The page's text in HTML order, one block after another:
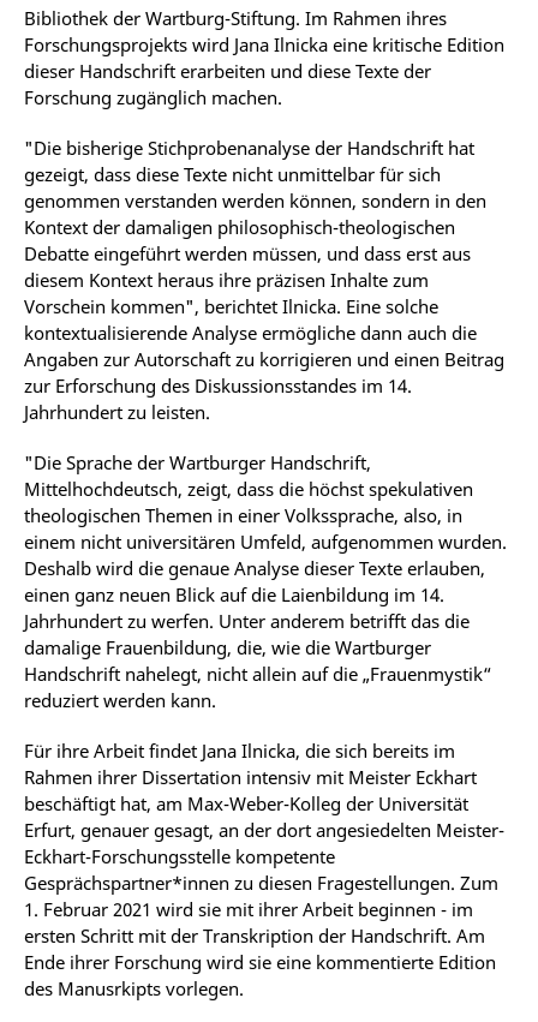
Bibliothek der Wartburg-Stiftung. Im Rahmen ihres
Forschungsprojekts wird Jana Ilnicka eine kritische Edition
dieser Handschrift erarbeiten und diese Texte der
Forschung zugänglich machen.
"Die bisherige Stichprobenanalyse der Handschrift hat
gezeigt, dass diese Texte nicht unmittelbar für sich
genommen verstanden werden können, sondern in den
Kontext der damaligen philosophisch-theologischen
Debatte eingeführt werden müssen, und dass erst aus
diesem Kontext heraus ihre präzisen Inhalte zum
Vorschein kommen", berichtet Ilnicka. Eine solche
kontextualisierende Analyse ermögliche dann auch die
Angaben zur Autorschaft zu korrigieren und einen Beitrag
zur Erforschung des Diskussionsstandes im 14.
Jahrhundert zu leisten.
"Die Sprache der Wartburger Handschrift,
Mittelhochdeutsch, zeigt, dass die höchst spekulativen
theologischen Themen in einer Volkssprache, also, in
einem nicht universitären Umfeld, aufgenommen wurden.
Deshalb wird die genaue Analyse dieser Texte erlauben,
einen ganz neuen Blick auf die Laienbildung im 14.
Jahrhundert zu werfen. Unter anderem betrifft das die
damalige Frauenbildung, die, wie die Wartburger
Handschrift nahelegt, nicht allein auf die „Frauenmystik“
reduziert werden kann.
Für ihre Arbeit findet Jana Ilnicka, die sich bereits im
Rahmen ihrer Dissertation intensiv mit Meister Eckhart
beschäftigt hat, am Max-Weber-Kolleg der Universität
Erfurt, genauer gesagt, an der dort angesiedelten Meister-
Eckhart-Forschungsstelle kompetente
Gesprächspartner*innen zu diesen Fragestellungen. Zum
1. Februar 2021 wird sie mit ihrer Arbeit beginnen - im
ersten Schritt mit der Transkription der Handschrift. Am
Ende ihrer Forschung wird sie eine kommentierte Edition
des Manusrkipts vorlegen.